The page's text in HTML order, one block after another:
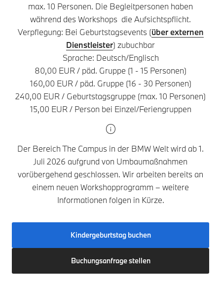
max. 10 Personen. Die Begleitpersonen haben
während des Workshops die Aufsichtspflicht.
Verpflegung: Bei Geburtstagsevents (über externen
Dienstleister) zubuchbar
Sprache: Deutsch/Englisch
80,00 EUR / päd. Gruppe (1 - 15 Personen)
160,00 EUR / päd. Gruppe (16 - 30 Personen)
240,00 EUR / Geburtstagsgruppe (max. 10 Personen)
15,00 EUR / Person bei Einzel/Feriengruppen
Der Bereich The Campus in der BMW Welt wird ab 1.
Juli 2026 aufgrund von Umbaumaßnahmen
vorübergehend geschlossen. Wir arbeiten bereits an
einem neuen Workshopprogramm – weitere
Informationen folgen in Kürze.
Kindergeburtstag buchen
Buchungsanfrage stellen